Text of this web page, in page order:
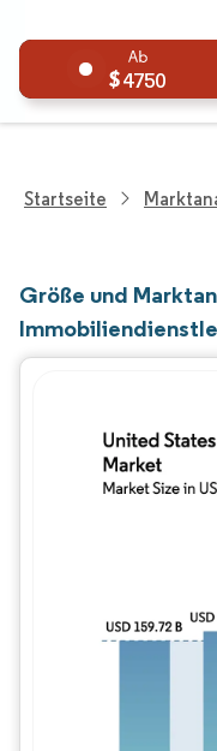
4750
Startseite
Größe und